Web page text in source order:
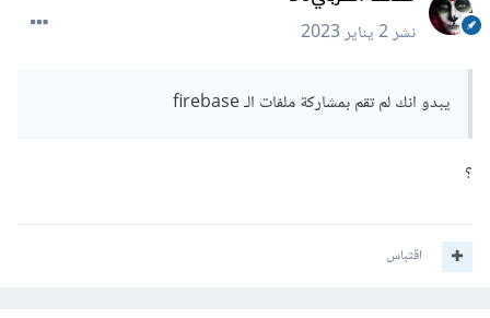
نشر2 يناير 2023
يبدو انك لم تقم بمشاركة ملفات الـ firebase
؟
اقتباس